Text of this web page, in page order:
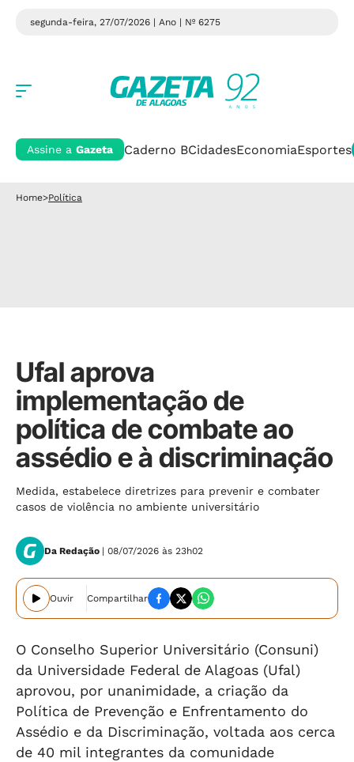
segunda-feira, 27/07/2026 | Ano | Nº 6275
Assine a Gazeta Caderno BCidadesEconomiaEsportes
Home>Política
Ufal aprova
implementação de
política de combate ao
assédio e à discriminação
Medida, estabelece diretrizes para prevenir e combater
casos de violência no ambiente universitário
Da Redação | 08/07/2026 às 23h02
Ouvir Compartilhar
O Conselho Superior Universitário (Consuni)
da Universidade Federal de Alagoas (Ufal)
aprovou, por unanimidade, a criação da
Política de Prevenção e Enfrentamento do
Assédio e da Discriminação, voltada aos cerca
de 40 mil integrantes da comunidade